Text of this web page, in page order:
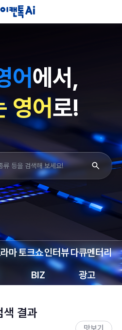
어에서,
영어로!
마토크쇼인터뷰다큐멘터리
BIZ 광고
색 결과